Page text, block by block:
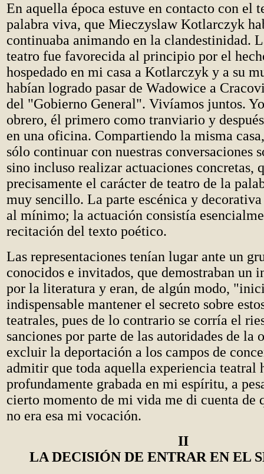
En aquella época estuve en contacto con el
palabra viva, que Mieczyslaw Kotlarczyk
continuaba animando en la clandestinidad.
teatro fue favorecida al principio por el
hospedado en mi casa a Kotlarczyk y a su
habían logrado pasar de Wadowice a
del "Gobierno General". Vivíamos juntos.
obrero, él primero como tranviario y
en una oficina. Compartiendo la misma
sólo continuar con nuestras conversaciones
sino incluso realizar actuaciones concretas,
precisamente el carácter de teatro de la
muy sencillo. La parte escénica y decorativa
al mínimo; la actuación consistía
recitación del texto poético.
Las representaciones tenían lugar ante un
conocidos e invitados, que demostraban un
por la literatura y eran, de algún modo,
indispensable mantener el secreto sobre
teatrales, pues de lo contrario se corría el
sanciones por parte de las autoridades de la
excluir la deportación a los campos de
admitir que toda aquella experiencia teatral
profundamente grabada en mi espíritu, a
cierto momento de mi vida me di cuenta de
no era esa mi vocación.
II
LA DECISIÓN DE ENTRAR EN EL